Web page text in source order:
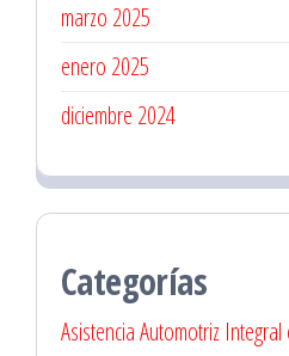
marzo 2025
enero 2025
diciembre 2024
Categorías
Asistencia Automotriz Integral